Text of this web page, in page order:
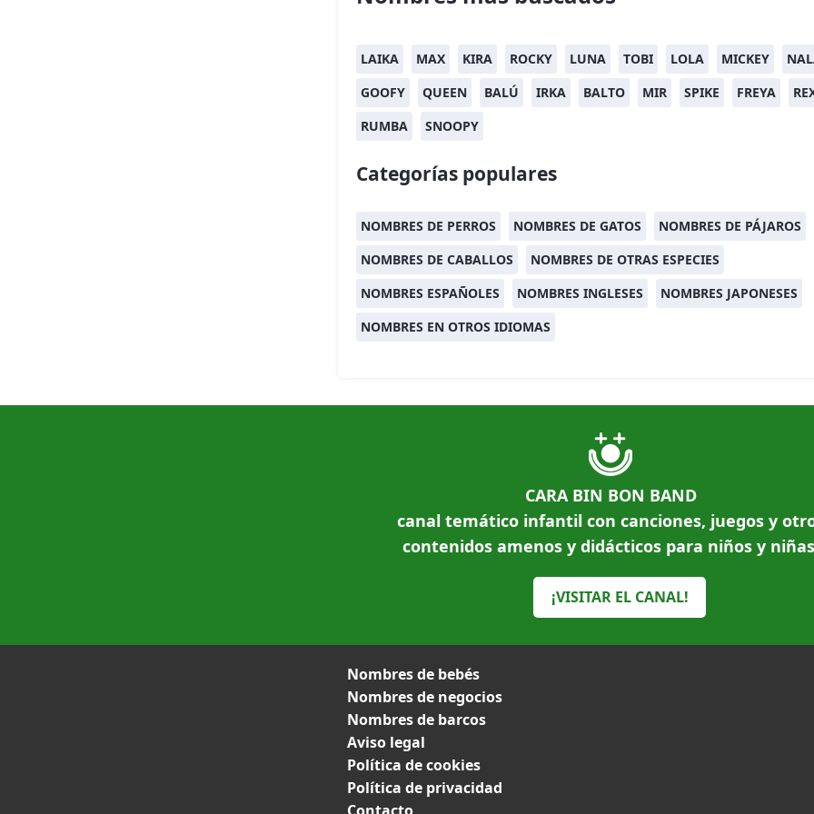
LAIKA MAX KIRA ROCKY LUNA TOBI LOLA MICKEY
GOOFY
QUEEN BALÚ IRKA BALTO MIR SPIKE FREYA
RUMBA
SNOOPY
Categorías populares
NOMBRES DE PERROS NOMBRES DE GATOS
NOMBRES DE PÁJAROS
NOMBRES DE CABALLOS
NOMBRES DE OTRAS ESPECIES
NOMBRES ESPAÑOLES
NOMBRES INGLESES
NOMBRES JAPONESES
NOMBRES EN OTROS IDIOMAS
CARA BIN BON BAND
canal temático infantil con canciones, juegos y
contenidos amenos y didácticos para niños y
¡VISITAR EL CANAL!
Nombres de bebés
Nombres de negocios
Nombres de barcos
Aviso legal
Política de cookies
Política de privacidad